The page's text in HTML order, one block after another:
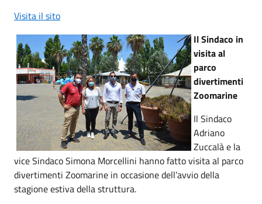
Visita il sito
Il Sindaco in
visita al
parco
divertimenti
Zoomarine
Il Sindaco
Adriano
Zuccalà e la
vice Sindaco Simona Morcellini hanno fatto visita al parco
divertimenti Zoomarine in occasione dell’avvio della
stagione estiva della struttura.